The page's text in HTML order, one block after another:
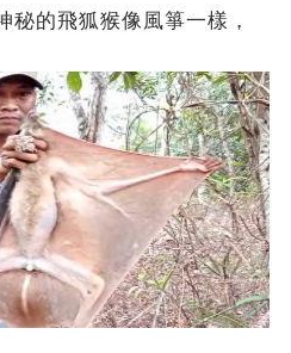
秘的飛狐猴像風箏一樣，